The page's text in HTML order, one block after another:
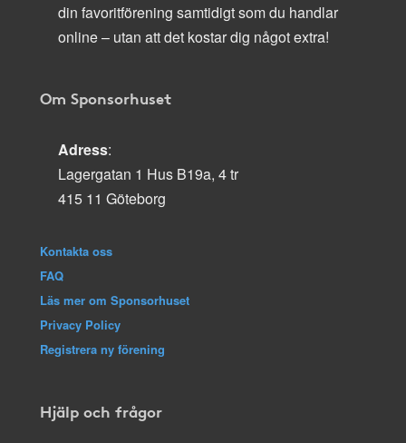
din favoritförening samtidigt som du handlar
online – utan att det kostar dig något extra!
Om Sponsorhuset
Adress:
Lagergatan 1 Hus B19a, 4 tr
415 11 Göteborg
Kontakta oss
FAQ
Läs mer om Sponsorhuset
Privacy Policy
Registrera ny förening
Hjälp och frågor